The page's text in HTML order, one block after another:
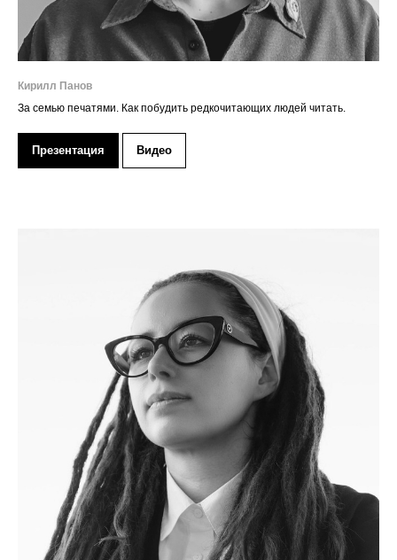
Кирилл Панов
За семью печатями. Как побудить редкочитающих людей читать.
Презентация Видео